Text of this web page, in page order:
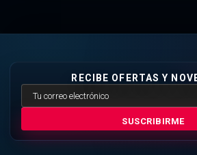
RECIBE OFERTAS Y
SUSCRIBIRME